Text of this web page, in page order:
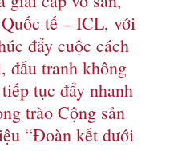
tế – ICL, với
đẩy cuộc cách
đấu tranh không
tục đẩy nhanh
trào Cộng sản
“Đoàn kết dưới